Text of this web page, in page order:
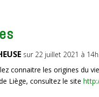
sur 22 juillet 2021 à
connaitre les origines du
Liège, consultez le site